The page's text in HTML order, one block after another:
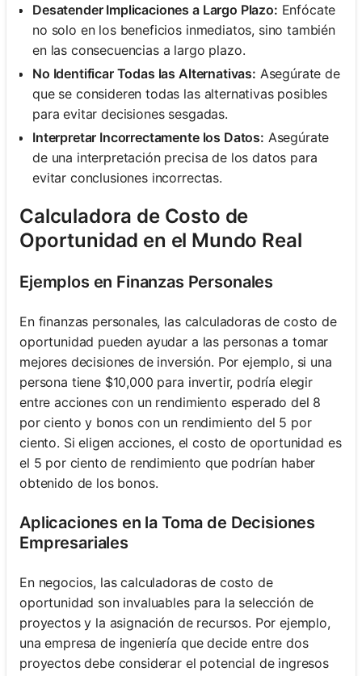
Desatender Implicaciones a Largo Plazo: Enfócate
no solo en los beneficios inmediatos, sino también
en las consecuencias a largo plazo.
No Identificar Todas las Alternativas: Asegúrate de
que se consideren todas las alternativas posibles
para evitar decisiones sesgadas.
Interpretar Incorrectamente los Datos: Asegúrate
de una interpretación precisa de los datos para
evitar conclusiones incorrectas.
Calculadora de Costo de
Oportunidad en el Mundo Real
Ejemplos en Finanzas Personales
En finanzas personales, las calculadoras de costo de
oportunidad pueden ayudar a las personas a tomar
mejores decisiones de inversión. Por ejemplo, si una
persona tiene $10,000 para invertir, podría elegir
entre acciones con un rendimiento esperado del 8
por ciento y bonos con un rendimiento del 5 por
ciento. Si eligen acciones, el costo de oportunidad es
el 5 por ciento de rendimiento que podrían haber
obtenido de los bonos.
Aplicaciones en la Toma de Decisiones
Empresariales
En negocios, las calculadoras de costo de
oportunidad son invaluables para la selección de
proyectos y la asignación de recursos. Por ejemplo,
una empresa de ingeniería que decide entre dos
proyectos debe considerar el potencial de ingresos